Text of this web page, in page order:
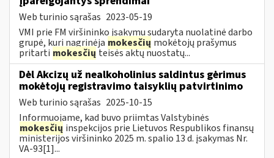
Web turinio sąrašas 2023-05-19
VMI prie FM viršininko įsakymu sudaryta nuolatinė darbo
grupė, kuri nagrinėja mokesčių mokėtojų prašymus
pritarti mokesčių teisės aktų nuostatų...
Dėl Akcizų už nealkoholinius saldintus gėrimus
mokėtojų registravimo taisyklių patvirtinimo
Web turinio sąrašas 2025-10-15
Informuojame, kad buvo priimtas Valstybinės
mokesčių inspekcijos prie Lietuvos Respublikos finansų
ministerijos viršininko 2025 m. spalio 13 d. įsakymas Nr.
VA-93[1]...